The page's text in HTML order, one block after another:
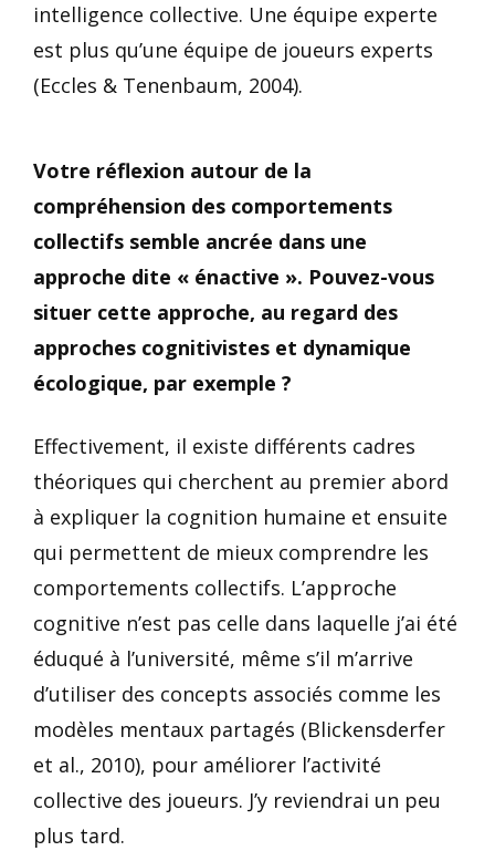
intelligence collective. Une équipe experte
est plus qu’une équipe de joueurs experts
(Eccles & Tenenbaum, 2004).
Votre réflexion autour de la
compréhension des comportements
collectifs semble ancrée dans une
approche dite « énactive ». Pouvez-vous
situer cette approche, au regard des
approches cognitivistes et dynamique
écologique, par exemple ?
Effectivement, il existe différents cadres
théoriques qui cherchent au premier abord
à expliquer la cognition humaine et ensuite
qui permettent de mieux comprendre les
comportements collectifs. L’approche
cognitive n’est pas celle dans laquelle j’ai été
éduqué à l’université, même s’il m’arrive
d’utiliser des concepts associés comme les
modèles mentaux partagés (Blickensderfer
et al., 2010), pour améliorer l’activité
collective des joueurs. J’y reviendrai un peu
plus tard.